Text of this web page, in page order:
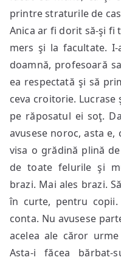
printre straturile de
Anica ar fi dorit să-şi fi
mers şi la facultate.
doamnă, profesoară
ea respectată şi să
ceva croitorie. Lucrase
pe răposatul ei soţ.
avusese noroc, asta e,
visa o grădină plină
de toate felurile şi
brazi. Mai ales brazi.
în curte, pentru
conta. Nu avusese
acelea ale căror
Asta-i făcea bărbat-